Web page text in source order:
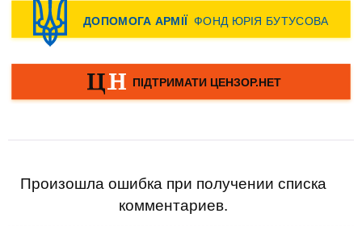
Произошла ошибка при получении списка
комментариев.